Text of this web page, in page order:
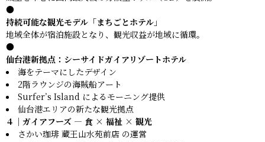
●
持続可能な観光モデル「まちごとホテル」
地域全体が宿泊施設となり、観光収益が地域に循環。
●
仙台港新拠点：シーサイドガイアリゾートホテル
海をテーマにしたデザイン
2階ラウンジの海賊船アート
Surfer’s Island によるモーニング提供
仙台港エリアの新たな観光拠点
４｜ガイアフーズ — 食 × 福祉 × 観光
さかい珈琲 蔵王山水苑前店 の運営